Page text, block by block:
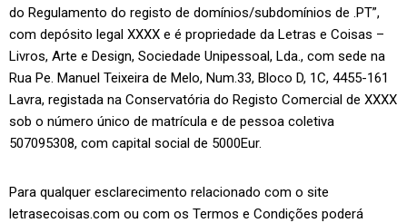
do Regulamento do registo de domínios/subdomínios de .PT”,
com depósito legal XXXX e é propriedade da Letras e Coisas –
Livros, Arte e Design, Sociedade Unipessoal, Lda., com sede na
Rua Pe. Manuel Teixeira de Melo, Num.33, Bloco D, 1C, 4455-161
Lavra, registada na Conservatória do Registo Comercial de XXXX
sob o número único de matrícula e de pessoa coletiva
507095308, com capital social de 5000Eur.
Para qualquer esclarecimento relacionado com o site
letrasecoisas.com ou com os Termos e Condições poderá